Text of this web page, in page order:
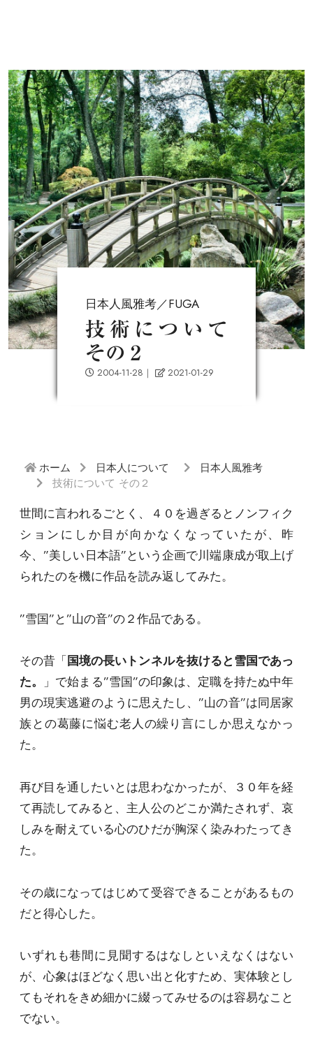
日本人風雅考／FUGA
技術について
その２
2004-11-28 ｜ 2021-01-29
ホーム 日本人について
日本人風雅考
技術について その２
世間に言われるごとく、４０を過ぎるとノンフィク
ションにしか目が向かなくなっていたが、昨
今、”美しい日本語”という企画で川端康成が取上げ
られたのを機に作品を読み返してみた。
”雪国”と”山の音”の２作品である。
その昔「国境の長いトンネルを抜けると雪国であっ
た。
」で始まる”雪国”の印象は、定職を持たぬ中年
男の現実逃避のように思えたし、”山の音”は同居家
族との葛藤に悩む老人の繰り言にしか思えなかっ
た。
再び目を通したいとは思わなかったが、３０年を経
て再読してみると、主人公のどこか満たされず、哀
しみを耐えている心のひだが胸深く染みわたってき
た。
その歳になってはじめて受容できることがあるもの
だと得心した。
いずれも巷間に見聞するはなしといえなくはない
が、心象はほどなく思い出と化すため、実体験とし
てもそれをきめ細かに綴ってみせるのは容易なこと
でない。